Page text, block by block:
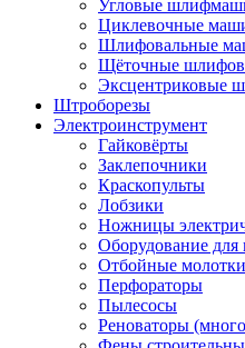
Угловые
Циклевочные
Шлифовальные
Щёточные
Эксцентриковые
Штроборезы
Электроинструмент
Гайковёрты
Заклепочники
Краскопульты
Лобзики
Ножницы
Оборудование для
Отбойные
Перфораторы
Пылесосы
Реноваторы